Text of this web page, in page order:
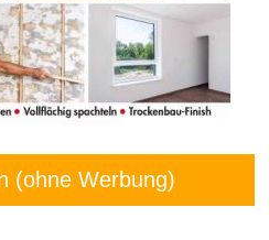
(ohne Werbung)